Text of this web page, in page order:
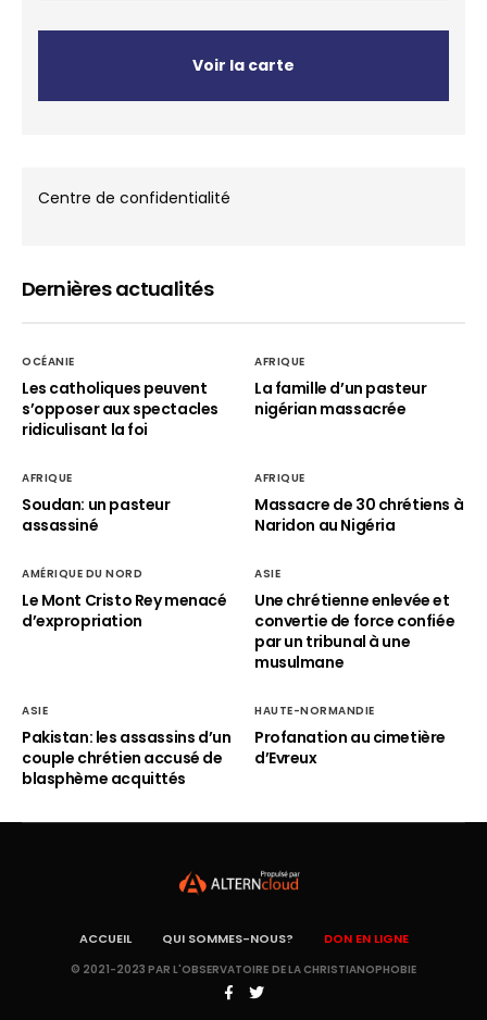
Voir la carte
Centre de confidentialité
Dernières actualités
OCÉANIE
Les catholiques peuvent
s’opposer aux spectacles
ridiculisant la foi
AFRIQUE
La famille d’un pasteur
nigérian massacrée
AFRIQUE
Soudan: un pasteur
assassiné
AFRIQUE
Massacre de 30 chrétiens à
Naridon au Nigéria
AMÉRIQUE DU NORD
Le Mont Cristo Rey menacé
d’expropriation
ASIE
Une chrétienne enlevée et
convertie de force confiée
par un tribunal à une
musulmane
ASIE
Pakistan: les assassins d’un
couple chrétien accusé de
blasphème acquittés
HAUTE-NORMANDIE
Profanation au cimetière
d’Evreux
ACCUEIL QUI SOMMES-NOUS? DON EN LIGNE
© 2021-2023 PAR L'OBSERVATOIRE DE LA CHRISTIANOPHOBIE